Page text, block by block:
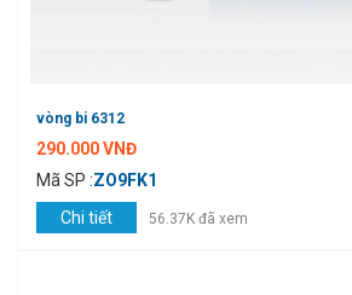
vòng bi 6312
290.000 VNĐ
Mã SP :ZO9FK1
Chi tiết
56.37K đã xem